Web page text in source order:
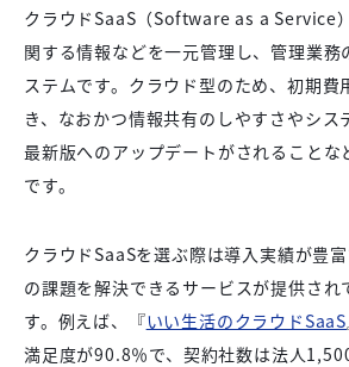
クラウドSaaS（Software as a Service
関する情報などを一元管理し、管理業務
ステムです。クラウド型のため、初期費
き、なおかつ情報共有のしやすさやシス
最新版へのアップデートがされることな
です。
クラウドSaaSを選ぶ際は導入実績が豊
の課題を解決できるサービスが提供され
す。例えば、『いい生活のクラウドSaaS
満足度が90.8％で、契約社数は法人